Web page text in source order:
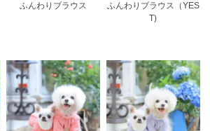
ふんわりブラウス
ふんわりブラウス（YES
T)